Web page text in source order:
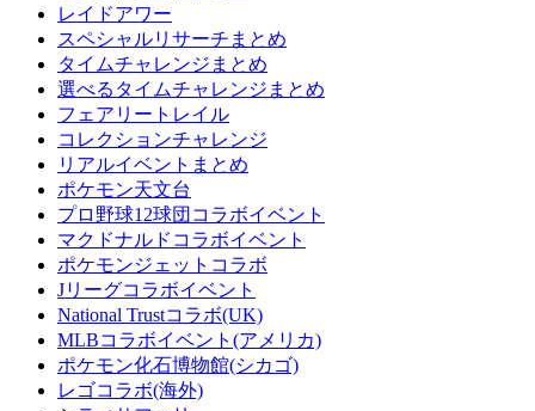
レイドアワー
スペシャルリサーチまとめ
タイムチャレンジまとめ
選べるタイムチャレンジまとめ
フェアリートレイル
コレクションチャレンジ
リアルイベントまとめ
ポケモン天文台
プロ野球12球団コラボイベント
マクドナルドコラボイベント
ポケモンジェットコラボ
Jリーグコラボイベント
National Trustコラボ(UK)
MLBコラボイベント(アメリカ)
ポケモン化石博物館(シカゴ)
レゴコラボ(海外)